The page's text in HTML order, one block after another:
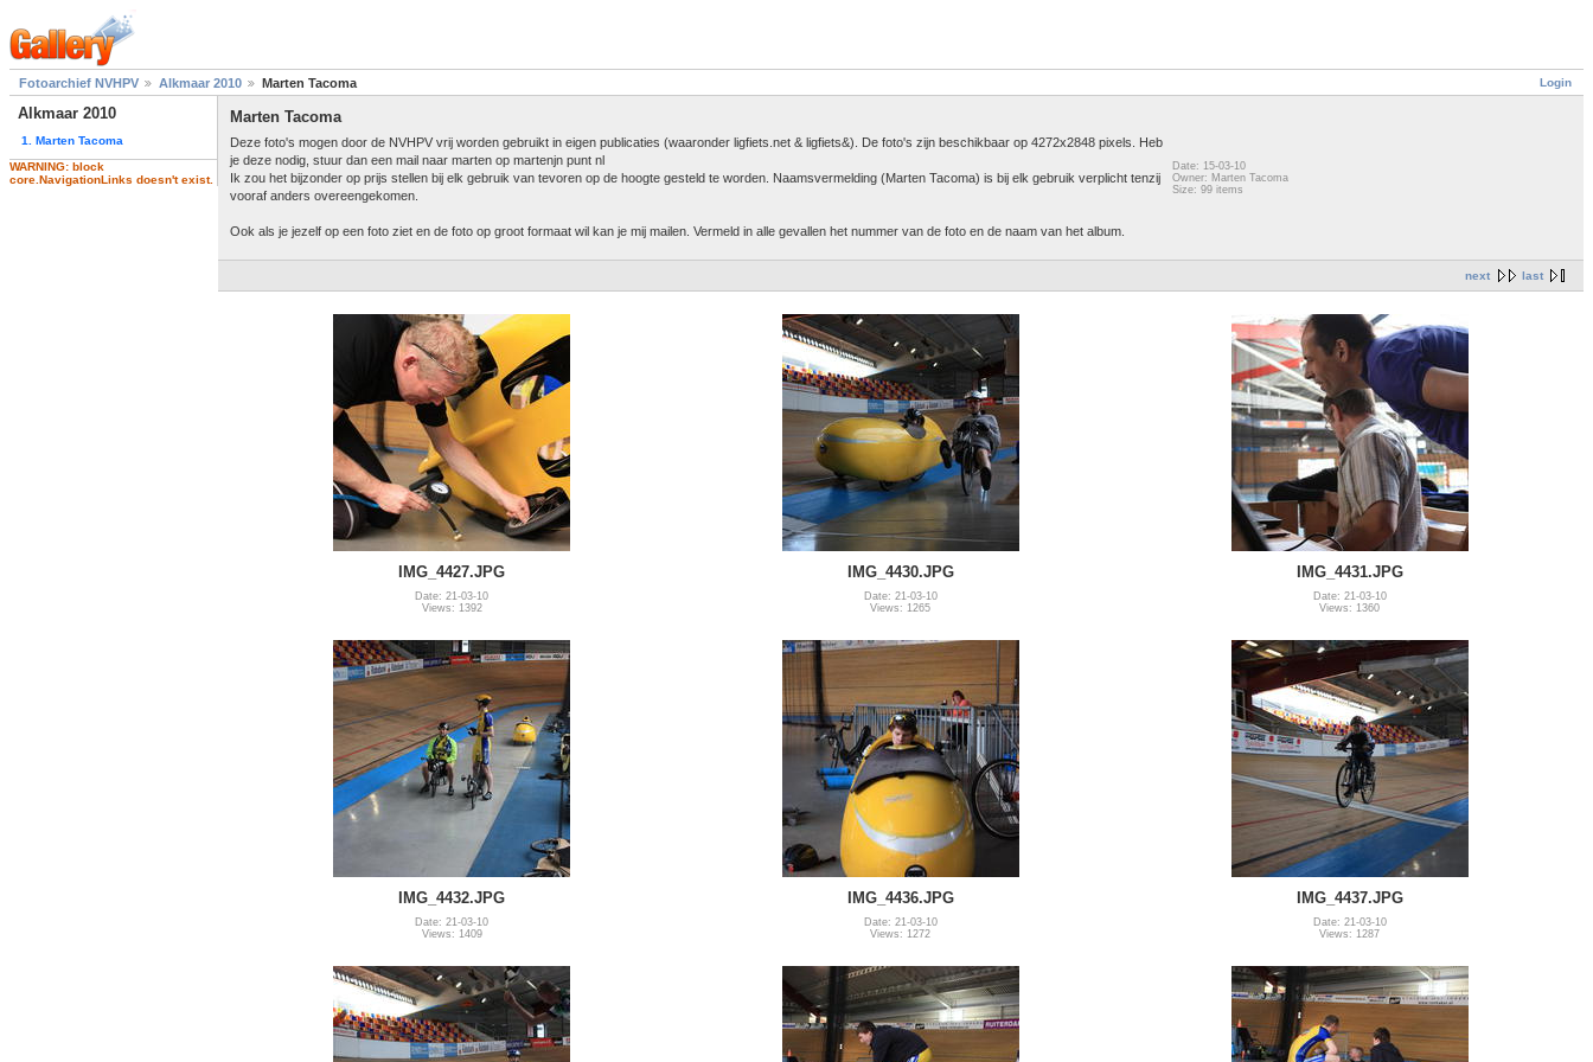
Login
Fotoarchief NVHPV Alkmaar 2010 Marten Tacoma
Alkmaar 2010
1. Marten Tacoma
WARNING: block
core.NavigationLinks doesn't exist.
Marten Tacoma
Deze foto's mogen door de NVHPV vrij worden gebruikt in eigen publicaties (waaronder ligfiets.net & ligfiets&). De foto's zijn beschikbaar op 4272x2848 pixels. Heb
je deze nodig, stuur dan een mail naar marten op martenjn punt nl
Ik zou het bijzonder op prijs stellen bij elk gebruik van tevoren op de hoogte gesteld te worden. Naamsvermelding (Marten Tacoma) is bij elk gebruik verplicht tenzij
vooraf anders overeengekomen.
Ook als je jezelf op een foto ziet en de foto op groot formaat wil kan je mij mailen. Vermeld in alle gevallen het nummer van de foto en de naam van het album.
Date: 15-03-10
Owner: Marten Tacoma
Size: 99 items
next last
IMG_4427.JPG
Date: 21-03-10
Views: 1392
IMG_4430.JPG
Date: 21-03-10
Views: 1265
IMG_4431.JPG
Date: 21-03-10
Views: 1360
IMG_4432.JPG
Date: 21-03-10
Views: 1409
IMG_4436.JPG
Date: 21-03-10
Views: 1272
IMG_4437.JPG
Date: 21-03-10
Views: 1287